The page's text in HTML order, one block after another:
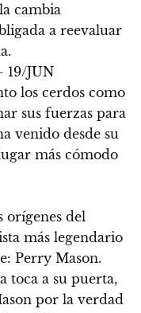
cambia
a reevaluar
19/JUN
los cerdos como
sus fuerzas para
venido desde su
más cómodo
orígenes del
más legendario
Perry Mason.
toca a su puerta,
por la verdad